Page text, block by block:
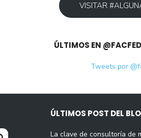
VISITAR
ÚLTIMOS EN
Tweets por
ÚLTIMOS POST DEL
La clave de consultoría de